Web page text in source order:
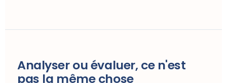
Analyser ou évaluer, ce n'est
pas la même chose